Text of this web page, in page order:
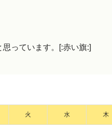
っています。[:赤い旗:]
火 水 木